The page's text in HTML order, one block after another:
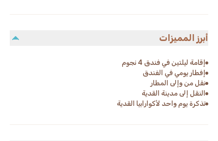
أبرز المميزات
إقامة ليلتين في فندق 4 نجوم
إفطار يومي في الفندق
نقل من وإلى المطار
النقل إلى مدينة القدية
تذكرة يوم واحد لأكوارابيا القدية